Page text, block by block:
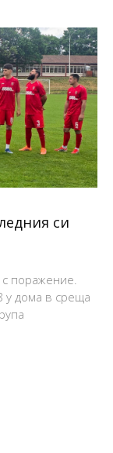
си
поражение.
у дома в среща